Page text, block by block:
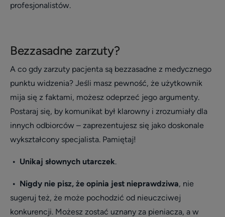
profesjonalistów.
Bezzasadne zarzuty?
A co gdy zarzuty pacjenta są bezzasadne z medycznego
punktu widzenia? Jeśli masz pewność, że użytkownik
mija się z faktami, możesz odeprzeć jego argumenty.
Postaraj się, by komunikat był klarowny i zrozumiały dla
innych odbiorców – zaprezentujesz się jako doskonale
wykształcony specjalista. Pamiętaj!
• Unikaj słownych utarczek.
• Nigdy nie pisz, że opinia jest nieprawdziwa, nie
sugeruj też, że może pochodzić od nieuczciwej
konkurencji. Możesz zostać uznany za pieniacza, a w